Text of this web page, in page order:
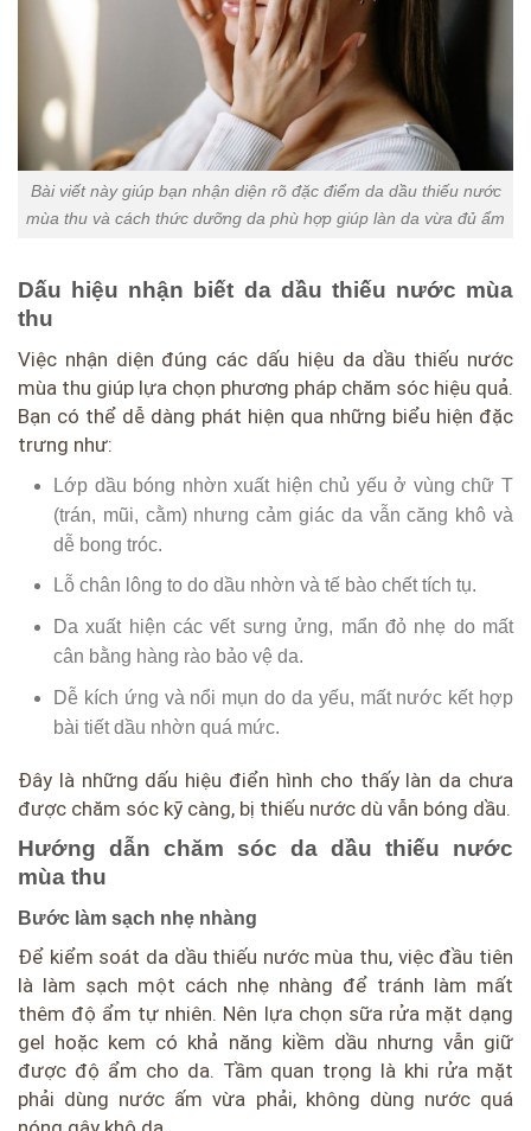
Bài viết này giúp bạn nhận diện rõ đặc điểm da dầu thiếu nước
mùa thu và cách thức dưỡng da phù hợp giúp làn da vừa đủ ẩm
Dấu hiệu nhận biết da dầu thiếu nước mùa
thu
Việc nhận diện đúng các dấu hiệu da dầu thiếu nước
mùa thu giúp lựa chọn phương pháp chăm sóc hiệu quả.
Bạn có thể dễ dàng phát hiện qua những biểu hiện đặc
trưng như:
Lớp dầu bóng nhờn xuất hiện chủ yếu ở vùng chữ T
(trán, mũi, cằm) nhưng cảm giác da vẫn căng khô và
dễ bong tróc.
Lỗ chân lông to do dầu nhờn và tế bào chết tích tụ.
Da xuất hiện các vết sưng ửng, mẩn đỏ nhẹ do mất
cân bằng hàng rào bảo vệ da.
Dễ kích ứng và nổi mụn do da yếu, mất nước kết hợp
bài tiết dầu nhờn quá mức.
Đây là những dấu hiệu điển hình cho thấy làn da chưa
được chăm sóc kỹ càng, bị thiếu nước dù vẫn bóng dầu.
Hướng dẫn chăm sóc da dầu thiếu nước
mùa thu
Bước làm sạch nhẹ nhàng
Để kiểm soát da dầu thiếu nước mùa thu, việc đầu tiên
là làm sạch một cách nhẹ nhàng để tránh làm mất
thêm độ ẩm tự nhiên. Nên lựa chọn sữa rửa mặt dạng
gel hoặc kem có khả năng kiềm dầu nhưng vẫn giữ
được độ ẩm cho da. Tầm quan trọng là khi rửa mặt
phải dùng nước ấm vừa phải, không dùng nước quá